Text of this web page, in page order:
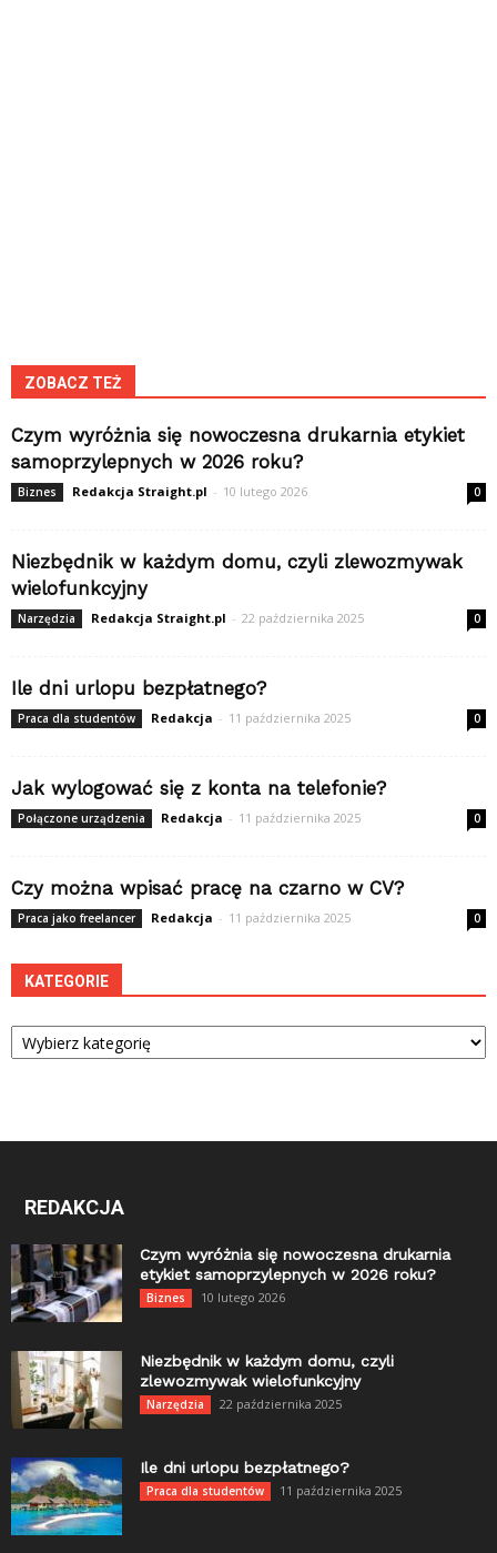
ZOBACZ TEŻ
Czym wyróżnia się nowoczesna drukarnia etykiet
samoprzylepnych w 2026 roku?
Biznes Redakcja Straight.pl - 10 lutego 2026 0
Niezbędnik w każdym domu, czyli zlewozmywak
wielofunkcyjny
Narzędzia Redakcja Straight.pl - 22 października 2025 0
Ile dni urlopu bezpłatnego?
Praca dla studentów Redakcja - 11 października 2025 0
Jak wylogować się z konta na telefonie?
Połączone urządzenia Redakcja - 11 października 2025 0
Czy można wpisać pracę na czarno w CV?
Praca jako freelancer Redakcja - 11 października 2025 0
KATEGORIE
Kategorie
REDAKCJA
Czym wyróżnia się nowoczesna drukarnia
etykiet samoprzylepnych w 2026 roku?
Biznes 10 lutego 2026
Niezbędnik w każdym domu, czyli
zlewozmywak wielofunkcyjny
Narzędzia 22 października 2025
Ile dni urlopu bezpłatnego?
Praca dla studentów 11 października 2025